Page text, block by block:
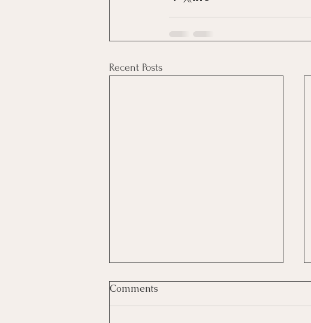
Recent Posts
Comments